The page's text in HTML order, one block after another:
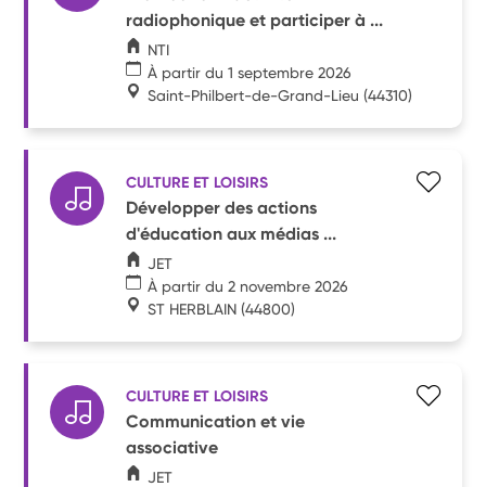
radiophonique et participer à ...
NTI
À partir du 1 septembre 2026
Saint-Philbert-de-Grand-Lieu (44310)
CULTURE ET LOISIRS
Développer des actions
d'éducation aux médias ...
JET
À partir du 2 novembre 2026
ST HERBLAIN (44800)
CULTURE ET LOISIRS
Communication et vie
associative
JET